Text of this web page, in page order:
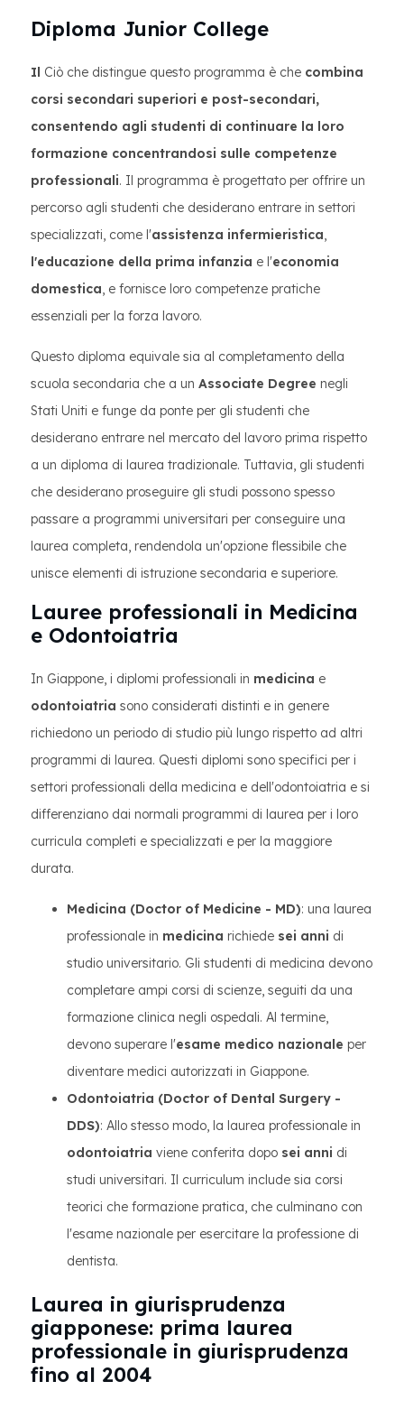
Diploma Junior College
Il Ciò che distingue questo programma è che combina
corsi secondari superiori e post-secondari,
consentendo agli studenti di continuare la loro
formazione concentrandosi sulle competenze
professionali. Il programma è progettato per offrire un
percorso agli studenti che desiderano entrare in settori
specializzati, come l'assistenza infermieristica,
l'educazione della prima infanzia e l'economia
domestica, e fornisce loro competenze pratiche
essenziali per la forza lavoro.
Questo diploma equivale sia al completamento della
scuola secondaria che a un Associate Degree negli
Stati Uniti e funge da ponte per gli studenti che
desiderano entrare nel mercato del lavoro prima rispetto
a un diploma di laurea tradizionale. Tuttavia, gli studenti
che desiderano proseguire gli studi possono spesso
passare a programmi universitari per conseguire una
laurea completa, rendendola un'opzione flessibile che
unisce elementi di istruzione secondaria e superiore.
Lauree professionali in Medicina
e Odontoiatria
In Giappone, i diplomi professionali in medicina e
odontoiatria sono considerati distinti e in genere
richiedono un periodo di studio più lungo rispetto ad altri
programmi di laurea. Questi diplomi sono specifici per i
settori professionali della medicina e dell'odontoiatria e si
differenziano dai normali programmi di laurea per i loro
curricula completi e specializzati e per la maggiore
durata.
Medicina (Doctor of Medicine - MD): una laurea
professionale in medicina richiede sei anni di
studio universitario. Gli studenti di medicina devono
completare ampi corsi di scienze, seguiti da una
formazione clinica negli ospedali. Al termine,
devono superare l'esame medico nazionale per
diventare medici autorizzati in Giappone.
Odontoiatria (Doctor of Dental Surgery -
DDS): Allo stesso modo, la laurea professionale in
odontoiatria viene conferita dopo sei anni di
studi universitari. Il curriculum include sia corsi
teorici che formazione pratica, che culminano con
l'esame nazionale per esercitare la professione di
dentista.
Laurea in giurisprudenza
giapponese: prima laurea
professionale in giurisprudenza
fino al 2004